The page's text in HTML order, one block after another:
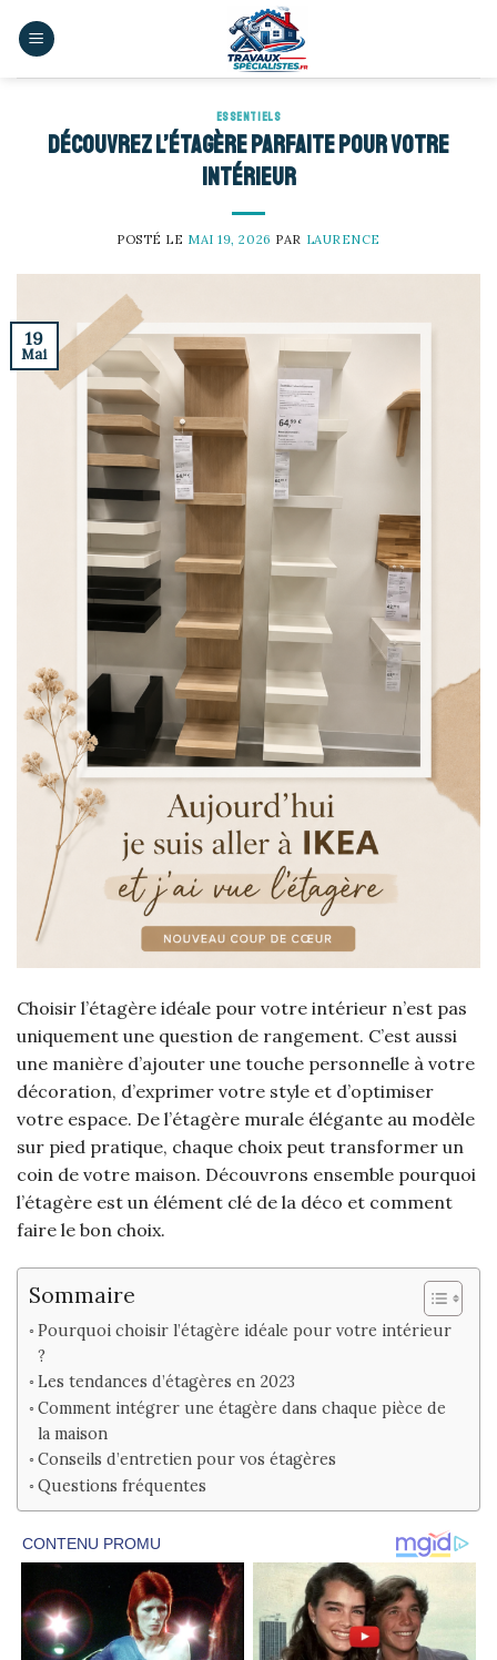
ESSENTIELS
Découvrez l’étagère parfaite pour votre
intérieur
POSTÉ LE MAI 19, 2026 PAR LAURENCE
19
Mai
Choisir l’étagère idéale pour votre intérieur n’est pas
uniquement une question de rangement. C’est aussi
une manière d’ajouter une touche personnelle à votre
décoration, d’exprimer votre style et d’optimiser
votre espace. De l’étagère murale élégante au modèle
sur pied pratique, chaque choix peut transformer un
coin de votre maison. Découvrons ensemble pourquoi
l’étagère est un élément clé de la déco et comment
faire le bon choix.
Sommaire
Pourquoi choisir l’étagère idéale pour votre intérieur
?
Les tendances d’étagères en 2023
Comment intégrer une étagère dans chaque pièce de
la maison
Conseils d’entretien pour vos étagères
Questions fréquentes